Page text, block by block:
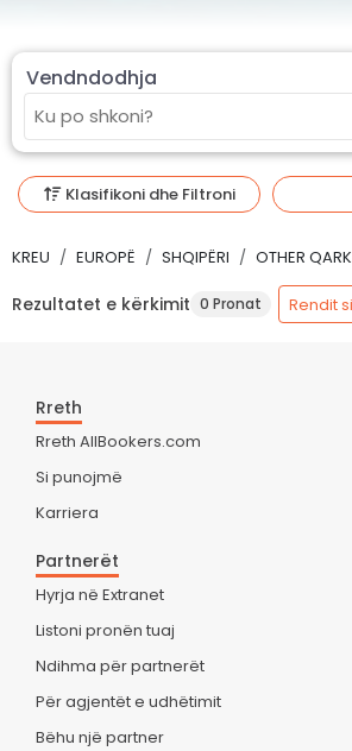
Vendndodhja
Klasifikoni dhe Filtroni
KREU EUROPË SHQIPËRI OTHER QARK
Rezultatet e kërkimit 0 Pronat
Rreth
Rreth AllBookers.com
Si punojmë
Karriera
Partnerët
Hyrja në Extranet
Listoni pronën tuaj
Ndihma për partnerët
Për agjentët e udhëtimit
Bëhu një partner